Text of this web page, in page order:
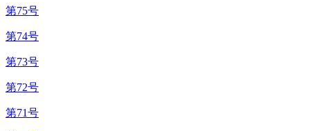
第75号
第74号
第73号
第72号
第71号